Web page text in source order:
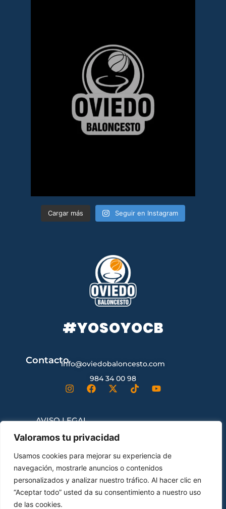
Valoramos tu privacidad
Usamos cookies para mejorar su experiencia de
navegación, mostrarle anuncios o contenidos
personalizados y analizar nuestro tráfico. Al hacer clic en
“Aceptar todo” usted da su consentimiento a nuestro uso
de las cookies.
Cargar más Seguir en Instagram
#YOSOYOCB
Contactoinfo@oviedobaloncesto.com
984 34 00 98
AVISO LEGAL
CONTRATACIÓN
ENVÍOS Y DEVOLUCIONES